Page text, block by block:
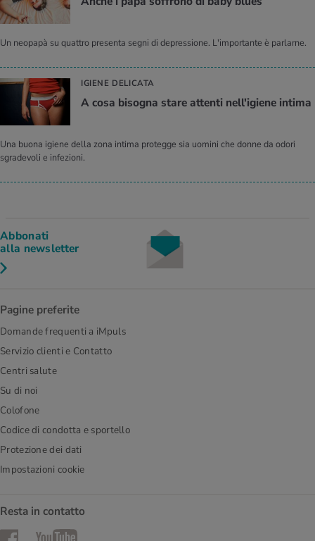
Un neopapà su quattro presenta segni di depressione. L'importante è parlarne.
IGIENE DELICATA
A cosa bisogna stare attenti nell'igiene intima
Una buona igiene della zona intima protegge sia uomini che donne da odori
sgradevoli e infezioni.
Abbonati
alla newsletter
Pagine preferite
Domande frequenti a iMpuls
Servizio clienti e Contatto
Centri salute
Su di noi
Colofone
Codice di condotta e sportello
Protezione dei dati
Impostazioni cookie
Resta in contatto
FacebookYouTube